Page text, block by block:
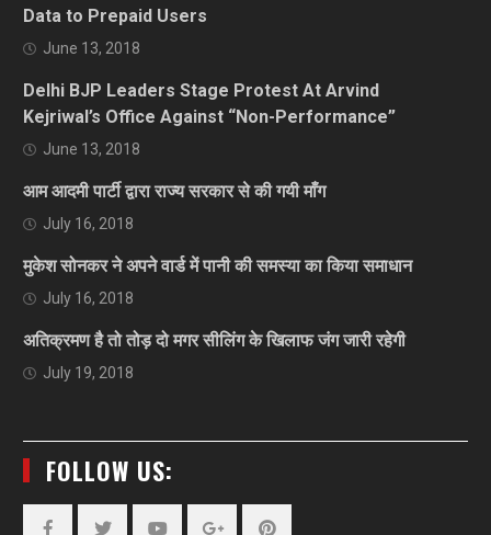
Data to Prepaid Users
June 13, 2018
Delhi BJP Leaders Stage Protest At Arvind
Kejriwal’s Office Against “Non-Performance”
June 13, 2018
आम आदमी पार्टी द्वारा राज्य सरकार से की गयी माँग
July 16, 2018
मुकेश सोनकर ने अपने वार्ड में पानी की समस्या का किया समाधान
July 16, 2018
अतिक्रमण है तो तोड़ दो मगर सीलिंग के खिलाफ जंग जारी रहेगी
July 19, 2018
FOLLOW US: